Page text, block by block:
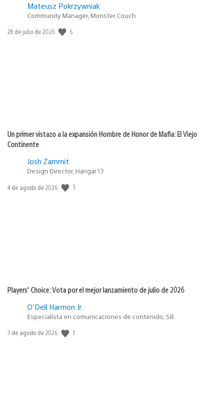
Mateusz Pokrzywniak
Community Manager, Monster Couch
Fecha
28 de julio de 2026 6
Un primer vistazo a la expansión Hombre de Honor de Mafia: El Viejo
Continente
Josh Zammit
Design Director, Hangar 13
Fecha
4 de agosto de 2026 3
Players’ Choice: Vota por el mejor lanzamiento de julio de 2026
O'Dell Harmon Jr.
Especialista en comunicaciones de contenido, SIE
Fecha
3 de agosto de 2026 7